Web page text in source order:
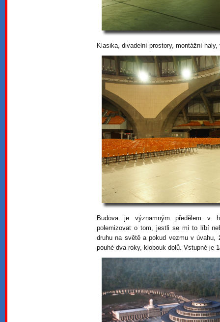
Klasika, divadelní prostory, montážní
Budova je významným předělem v
polemizovat o tom, jestli se mi to líbí
druhu na světě a pokud vezmu v úvahu,
pouhé dva roky, klobouk dolů. Vstupné je